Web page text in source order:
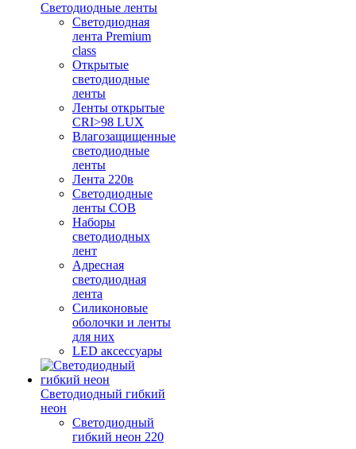
Светодиодные ленты
Светодиодная
лента Premium
class
Открытые
светодиодные
ленты
Ленты открытые
CRI>98 LUX
Влагозащищенные
светодиодные
ленты
Лента 220в
Светодиодные
ленты COB
Наборы
светодиодных
лент
Адресная
светодиодная
лента
Силиконовые
оболочки и ленты
для них
LED аксессуары
Светодиодный гибкий
неон
Светодиодный
гибкий неон 220